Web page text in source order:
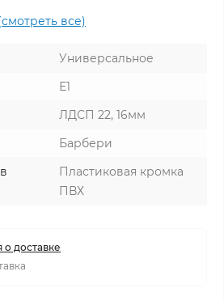
все)
Универсальное
Е1
ЛДСП 22, 16мм
Барбери
Пластиковая кромка
ПВХ
доставке